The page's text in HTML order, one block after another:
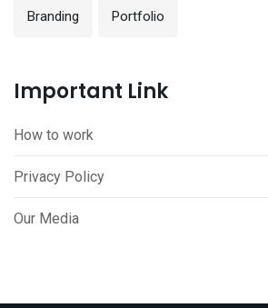
Branding Portfolio
Important Link
How to work
Privacy Policy
Our Media